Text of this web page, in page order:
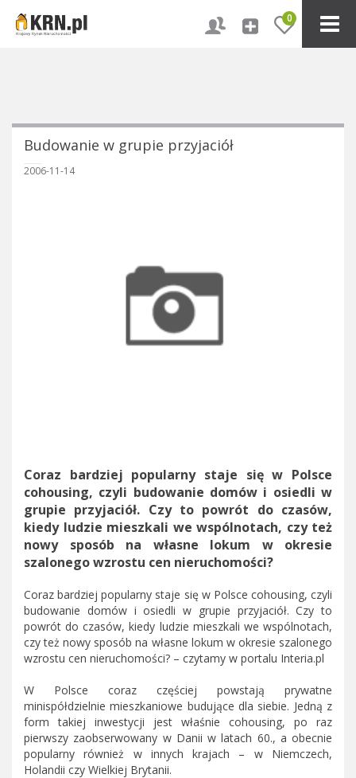
0
Budowanie w grupie przyjaciół
2006-11-14
Coraz bardziej popularny staje się w Polsce
cohousing, czyli budowanie domów i osiedli w
grupie przyjaciół. Czy to powrót do czasów,
kiedy ludzie mieszkali we wspólnotach, czy też
nowy sposób na własne lokum w okresie
szalonego wzrostu cen nieruchomości?
Coraz bardziej popularny staje się w Polsce cohousing, czyli
budowanie domów i osiedli w grupie przyjaciół. Czy to
powrót do czasów, kiedy ludzie mieszkali we wspólnotach,
czy też nowy sposób na własne lokum w okresie szalonego
wzrostu cen nieruchomości? – czytamy w portalu Interia.pl
W Polsce coraz częściej powstają prywatne
minispółdzielnie mieszkaniowe budujące dla siebie. Jedną z
form takiej inwestycji jest właśnie cohousing, po raz
pierwszy zaobserwowany w Danii w latach 60., a obecnie
popularny również w innych krajach – w Niemczech,
Holandii czy Wielkiej Brytanii.